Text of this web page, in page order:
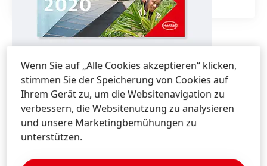
Konferenzinformationen
Wenn Sie auf „Alle Cookies akzeptieren“ klicken,
stimmen Sie der Speicherung von Cookies auf
Ihrem Gerät zu, um die Websitenavigation zu
verbessern, die Websitenutzung zu analysieren
und unsere Marketingbemühungen zu
unterstützen.